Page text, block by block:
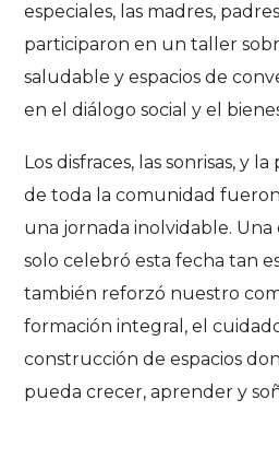
especiales, las madres,
participaron en un taller
saludable y espacios de
en el diálogo social y el
Los disfraces, las sonrisas, y
de toda la comunidad
una jornada inolvidable.
solo celebró esta fecha tan
también reforzó nuestro
formación integral, el
construcción de espacios
pueda crecer, aprender y